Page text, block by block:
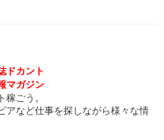
ドカント
マガジン
ごう。
アなど仕事を探しながら様々な情